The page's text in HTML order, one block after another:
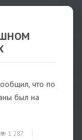
что по
был на
1 287